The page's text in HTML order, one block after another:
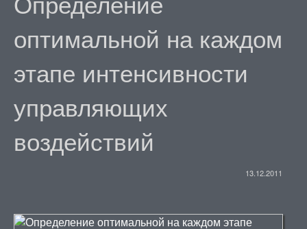
оптимальной на каждом
этапе интенсивности
управляющих
воздействий
13.12.2011